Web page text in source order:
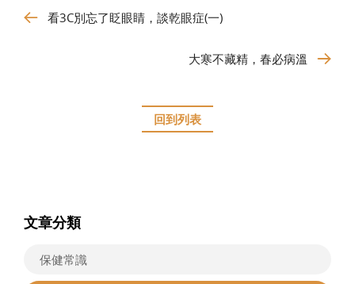
看3C別忘了眨眼睛，談乾眼症(一)
大寒不藏精，春必病溫
回到列表
文章分類
保健常識